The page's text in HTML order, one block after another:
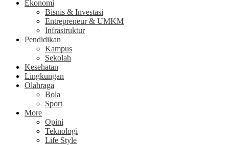
Ekonomi
Bisnis & Investasi
Entrepreneur & UMKM
Infrastruktur
Pendidikan
Kampus
Sekolah
Kesehatan
Lingkungan
Olahraga
Bola
Sport
More
Opini
Teknologi
Life Style